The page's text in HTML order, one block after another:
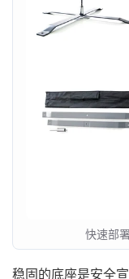
快速部
稳固的底座是安全宣